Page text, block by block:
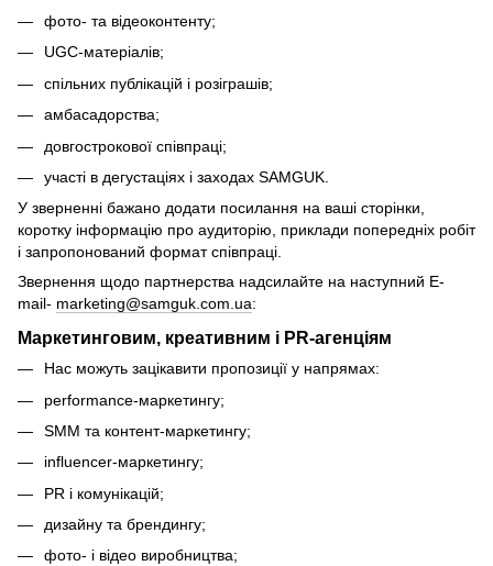
фото- та відеоконтенту;
UGC-матеріалів;
спільних публікацій і розіграшів;
амбасадорства;
довгострокової співпраці;
участі в дегустаціях і заходах SAMGUK.
У зверненні бажано додати посилання на ваші сторінки,
коротку інформацію про аудиторію, приклади попередніх робіт
і запропонований формат співпраці.
Звернення щодо партнерства надсилайте на наступний E-
mail- marketing@samguk.com.ua:
Маркетинговим, креативним і PR-агенціям
Нас можуть зацікавити пропозиції у напрямах:
performance-маркетингу;
SMM та контент-маркетингу;
influencer-маркетингу;
PR і комунікацій;
дизайну та брендингу;
фото- і відео виробництва;